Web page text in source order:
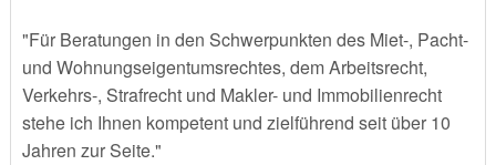
"Für Beratungen in den Schwerpunkten des Miet-, Pacht-
und Wohnungseigentumsrechtes, dem Arbeitsrecht,
Verkehrs-, Strafrecht und Makler- und Immobilienrecht
stehe ich Ihnen kompetent und zielführend seit über 10
Jahren zur Seite."